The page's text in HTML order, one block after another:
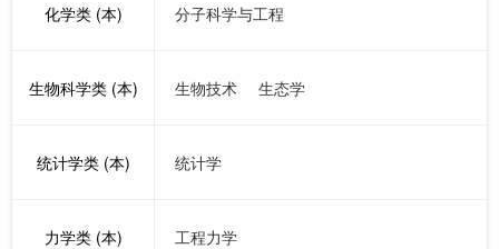
化学类 (本) 分子科学与工程
生物科学类 (本) 生物技术 生态学
统计学类 (本) 统计学
力学类 (本) 工程力学